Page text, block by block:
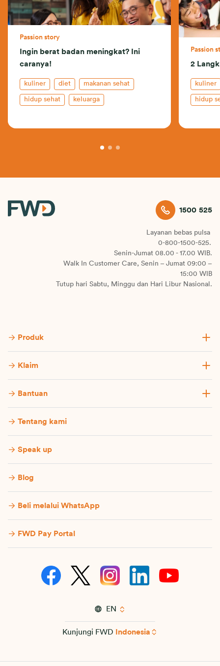
Passion story
Ingin berat badan meningkat? Ini
caranya!
kuliner diet makanan sehat
hidup sehat keluarga
Passion
2
kuliner
hidup
1500 525
Layanan bebas pulsa
0-800-1500-525.
Senin-Jumat 08.00 - 17.00 WIB.
Walk In Customer Care, Senin – Jumat 09:00 –
15:00 WIB
Tutup hari Sabtu, Minggu dan Hari Libur Nasional.
Produk
Klaim
Bantuan
Tentang kami
Speak up
Blog
Beli melalui WhatsApp
FWD Pay Portal
EN
Kunjungi FWD Indonesia